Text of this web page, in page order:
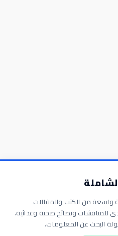
من الكتب والمقالات
للمناقشات ونصائح صحية وغذائية.
البحث عن المعلومات.